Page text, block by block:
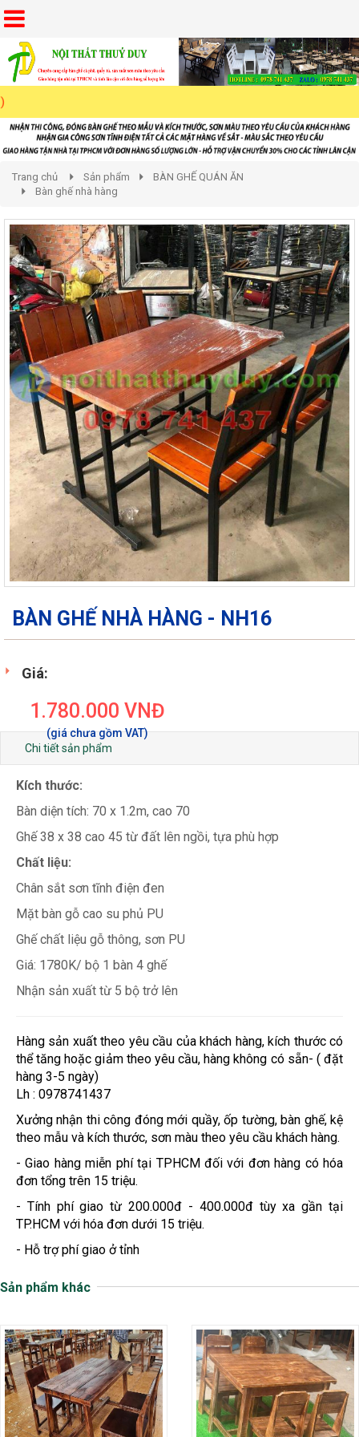
Trang chủ Sản phẩm
BÀN GHẾ QUÁN ĂN
Bàn ghế nhà hàng
BÀN GHẾ NHÀ HÀNG - NH16
Giá:
1.780.000 VNĐ
Chi tiết sản phẩm
Kích thước:
Bàn diện tích: 70 x 1.2m, cao 70
Ghế 38 x 38 cao 45 từ đất lên ngồi, tựa phù hợp
Chất liệu:
Chân sắt sơn tĩnh điện đen
Mặt bàn gỗ cao su phủ PU
Ghế chất liệu gỗ thông, sơn PU
Giá: 1780K/ bộ 1 bàn 4 ghế
Nhận sản xuất từ 5 bộ trở lên
Hàng sản xuất theo yêu cầu của khách hàng, kích thước có
thể tăng hoặc giảm theo yêu cầu, hàng không có sẵn- ( đặt
hàng 3-5 ngày)
Lh : 0978741437
Xưởng nhận thi công đóng mới quầy, ốp tường, bàn ghế, kệ
theo mẫu và kích thước, sơn màu theo yêu cầu khách hàng.
- Giao hàng miễn phí tại TPHCM đối với đơn hàng có hóa
đơn tổng trên 15 triệu.
- Tính phí giao từ 200.000đ - 400.000đ tùy xa gần tại
TP.HCM với hóa đơn dưới 15 triệu.
- Hỗ trợ phí giao ở tỉnh
Sản phẩm khác